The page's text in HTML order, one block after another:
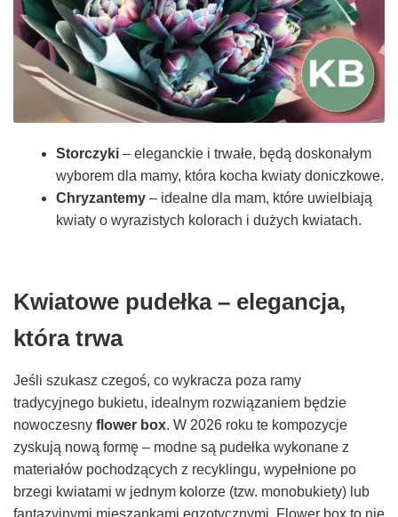
Storczyki – eleganckie i trwałe, będą doskonałym
wyborem dla mamy, która kocha kwiaty doniczkowe.
Chryzantemy – idealne dla mam, które uwielbiają
kwiaty o wyrazistych kolorach i dużych kwiatach.
Kwiatowe pudełka – elegancja,
która trwa
Jeśli szukasz czegoś, co wykracza poza ramy
tradycyjnego bukietu, idealnym rozwiązaniem będzie
nowoczesny flower box. W 2026 roku te kompozycje
zyskują nową formę – modne są pudełka wykonane z
materiałów pochodzących z recyklingu, wypełnione po
brzegi kwiatami w jednym kolorze (tzw. monobukiety) lub